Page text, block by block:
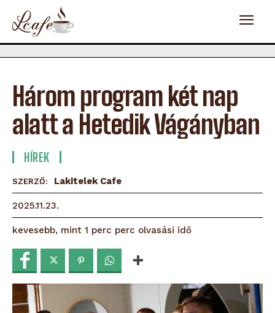
Három program két nap
alatt a Hetedik Vágányban
HÍREK
SZERZŐ: Lakitelek Cafe
2025.11.23.
kevesebb, mint 1 perc perc olvasási idő